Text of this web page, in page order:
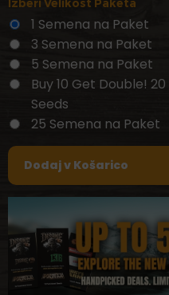
1 Semena na Paket
3 Semena na Paket
5 Semena na Paket
Buy 10 Get Double! 20
Seeds
25 Semena na Paket